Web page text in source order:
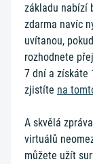
základu nabízí
zdarma navíc
uvítanou,
rozhodnete
7 dní a získáte
zjistíte na
A skvělá
virtuálů
můžete užít